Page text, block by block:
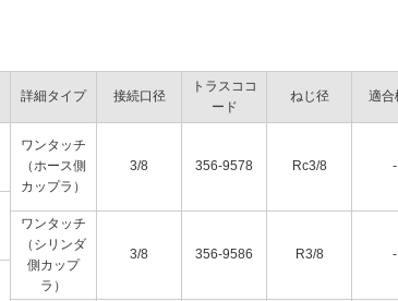
詳細タイプ 接続口径
トラスココ
ード
ねじ径 適合
ワンタッチ
（ホース側
カップラ）
3/8 356-9578 Rc3/8 -
ワンタッチ
（シリンダ
側カップ
ラ）
3/8 356-9586 R3/8 -